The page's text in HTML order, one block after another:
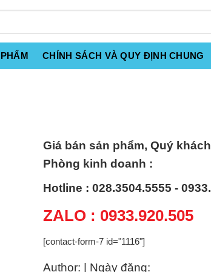
CHÍNH SÁCH VÀ QUY ĐỊNH CHUNG
Giá bán sản phẩm, Quý
Phòng kinh doanh :
Hotline : 028.3504.5555 -
ZALO : 0933.920.505
[contact-form-7 id="1116"]
Author: | Ngày đăng: